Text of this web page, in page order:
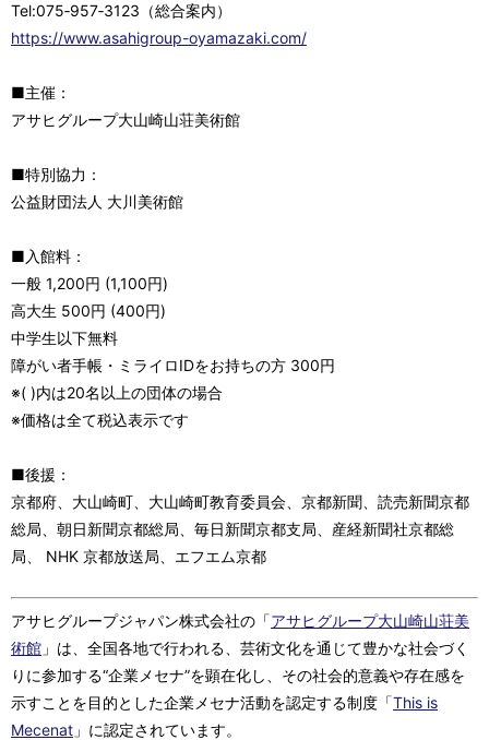
Tel:075‐957‐3123（総合案内）
https://www.asahigroup-oyamazaki.com/
■主催：
アサヒグループ大山崎山荘美術館
■特別協力：
公益財団法人 大川美術館
■入館料：
一般 1,200円 (1,100円)
高大生 500円 (400円)
中学生以下無料
障がい者手帳・ミライロIDをお持ちの方 300円
※( )内は20名以上の団体の場合
※価格は全て税込表示です
■後援：
京都府、大山崎町、大山崎町教育委員会、京都新聞、読売新聞京都
総局、朝日新聞京都総局、毎日新聞京都支局、産経新聞社京都総
局、 NHK 京都放送局、エフエム京都
アサヒグループジャパン株式会社の「アサヒグループ大山崎山荘美
術館 」は、全国各地で行われる、芸術文化を通じて豊かな社会づく
りに参加する“企業メセナ”を顕在化し、その社会的意義や存在感を
示すことを目的とした企業メセナ活動を認定する制度「This is
Mecenat 」に認定されています。